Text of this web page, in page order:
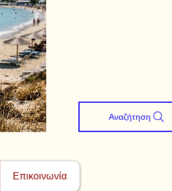
Επικοινωνία
Αναζήτηση